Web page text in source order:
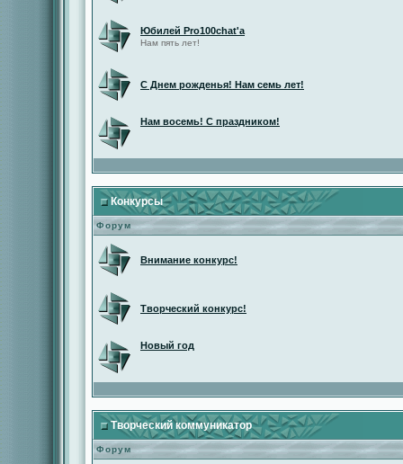
Юбилей Pro100chat'а
Нам пять лет!
С Днем рожденья! Нам семь лет!
Нам восемь! С праздником!
Конкурсы
Форум
Внимание конкурс!
Творческий конкурс!
Новый год
Творческий коммуникатор
Форум